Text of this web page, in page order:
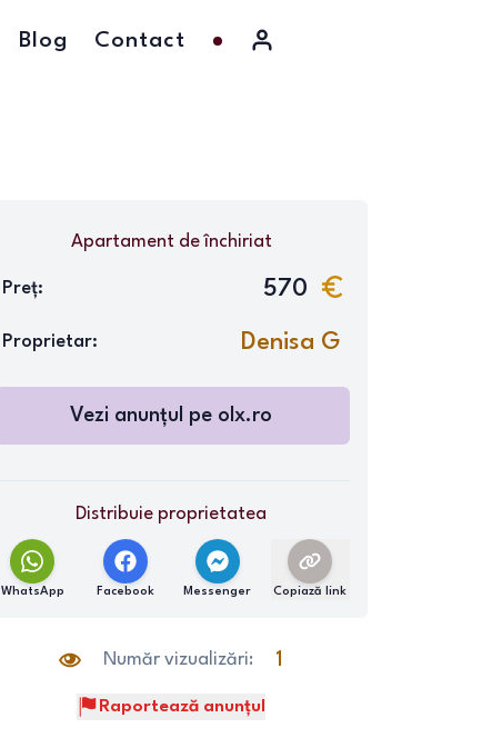
Blog Contact
Apartamentde închiriat
Preț: 570
Proprietar: Denisa G
Vezi anunțul pe olx.ro
Distribuie proprietatea
WhatsApp Facebook Messenger Copiază link
Număr vizualizări: 1
Raportează anunțul